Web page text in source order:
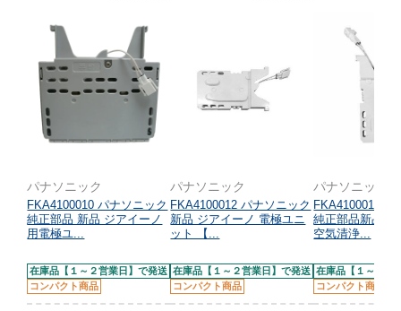
パナソニック
FKA4100010 パナソニック
純正部品 新品 ジアイーノ
用電極ユ...
在庫品【１～２営業日】で発送
コンパクト商品
パナソニック
FKA4100012 パナソニック
新品 ジアイーノ 電極ユニ
ット 【...
在庫品【１～２営業日】で発送
コンパクト商品
パナソニック
FKA4100014 パ
純正部品新品
空気清浄...
在庫品【１～２営
コンパクト商品